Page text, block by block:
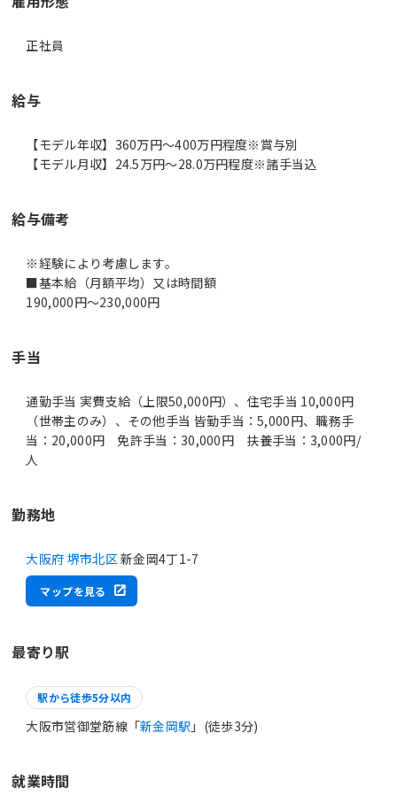
正社員
給与
【モデル年収】360万円〜400万円程度※賞与別
【モデル月収】24.5万円〜28.0万円程度※諸手当込
給与備考
※経験により考慮します。
■基本給（月額平均）又は時間額
190,000円～230,000円
手当
通勤手当 実費支給（上限50,000円）、住宅手当 10,000円
（世帯主のみ）、その他手当 皆勤手当：5,000円、職務手
当：20,000円 免許手当：30,000円 扶養手当：3,000円/
人
勤務地
大阪府 堺市北区新金岡4丁1-7
マップを見る
最寄り駅
駅から徒歩5分以内
大阪市営御堂筋線「新金岡駅 」(徒歩3分)
就業時間